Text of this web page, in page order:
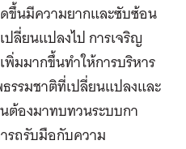
ขึ้นมีความยากและซับซ้อน
ยนแปลงไป การเจริญ
พิ่มมากขึ้นทำให้การบริหาร
รรมชาติที่เปลี่ยนแปลงและ
ต้องมาทบทวนระบบกา
รถรับมือกับความ